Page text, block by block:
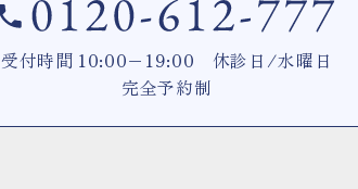
受付時間 10:00−19:00 休診日/水曜日
完全予約制